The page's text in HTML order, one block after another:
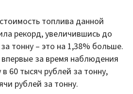
топлива данной
рекорд, увеличившись до
тонну – это на 1,38% больше.
за время наблюдения
60 тысяч рублей за тонну,
рублей за тонну.